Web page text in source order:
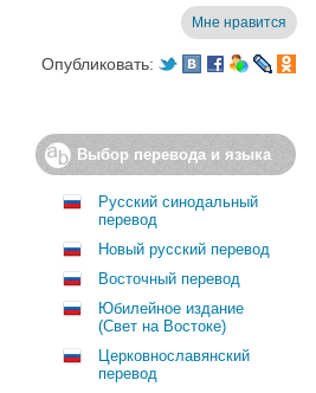
Мне нравится
Опубликовать:
Выбор перевода и языка
Русский синодальный
перевод
Новый русский перевод
Восточный перевод
Юбилейное издание
(Свет на Востоке)
Церковнославянский
перевод